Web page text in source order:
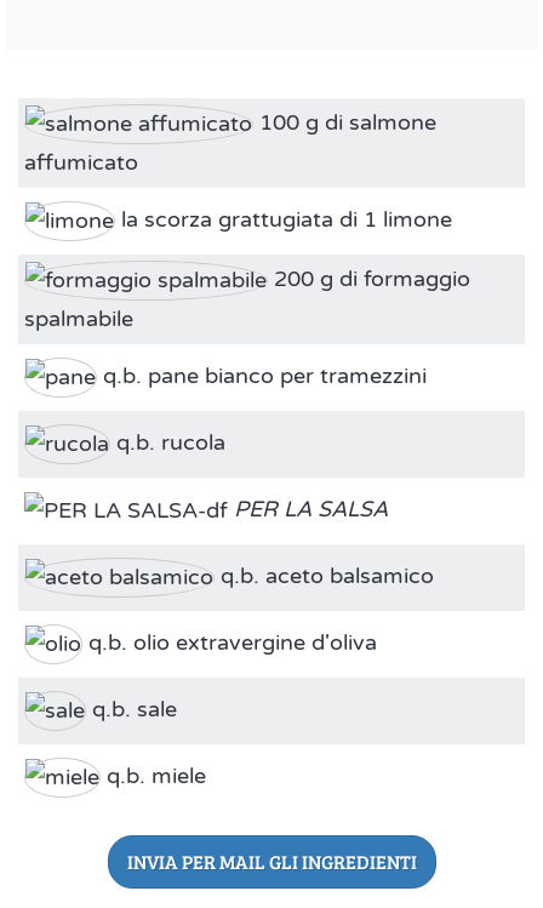
100 g di salmone
affumicato
la scorza grattugiata di 1 limone
200 g di formaggio
spalmabile
q.b. pane bianco per tramezzini
q.b. rucola
PER LA SALSA
q.b. aceto balsamico
q.b. olio extravergine d'oliva
q.b. sale
q.b. miele
INVIA PER MAIL GLI INGREDIENTI